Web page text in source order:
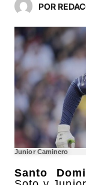
POR
Junior Caminero
Santo